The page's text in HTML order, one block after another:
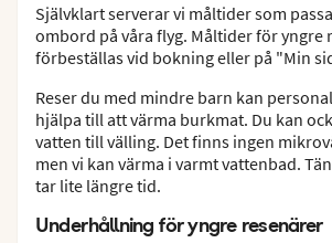
Självklart serverar vi måltider som
ombord på våra flyg. Måltider för yngre
förbeställas vid bokning eller på "Min
Reser du med mindre barn kan
hjälpa till att värma burkmat. Du kan
vatten till välling. Det finns ingen
men vi kan värma i varmt vattenbad.
tar lite längre tid.
Underhållning för yngre resenärer